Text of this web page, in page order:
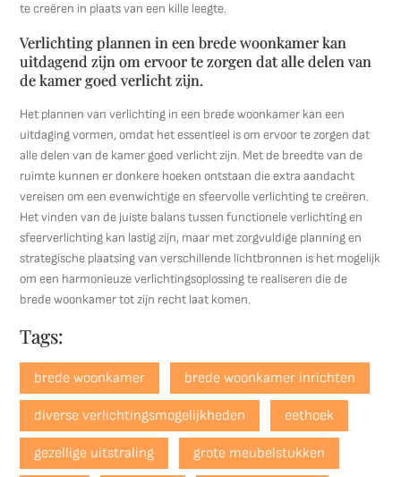
te creëren in plaats van een kille leegte.
Verlichting plannen in een brede woonkamer kan
uitdagend zijn om ervoor te zorgen dat alle delen van
de kamer goed verlicht zijn.
Het plannen van verlichting in een brede woonkamer kan een
uitdaging vormen, omdat het essentieel is om ervoor te zorgen dat
alle delen van de kamer goed verlicht zijn. Met de breedte van de
ruimte kunnen er donkere hoeken ontstaan die extra aandacht
vereisen om een evenwichtige en sfeervolle verlichting te creëren.
Het vinden van de juiste balans tussen functionele verlichting en
sfeerverlichting kan lastig zijn, maar met zorgvuldige planning en
strategische plaatsing van verschillende lichtbronnen is het mogelijk
om een harmonieuze verlichtingsoplossing te realiseren die de
brede woonkamer tot zijn recht laat komen.
Tags:
brede woonkamer brede woonkamer inrichten
diverse verlichtingsmogelijkheden eethoek
gezellige uitstraling grote meubelstukken